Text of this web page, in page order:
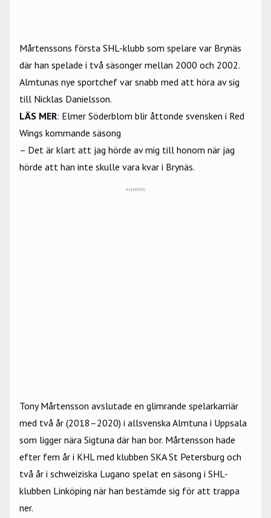
Mårtenssons första SHL-klubb som spelare var Brynäs
där han spelade i två säsonger mellan 2000 och 2002.
Almtunas nye sportchef var snabb med att höra av sig
till Nicklas Danielsson.
LÄS MER: Elmer Söderblom blir åttonde svensken i Red
Wings kommande säsong
– Det är klart att jag hörde av mig till honom när jag
hörde att han inte skulle vara kvar i Brynäs.
ANNONS
Tony Mårtensson avslutade en glimrande spelarkarriär
med två år (2018–2020) i allsvenska Almtuna i Uppsala
som ligger nära Sigtuna där han bor. Mårtensson hade
efter fem år i KHL med klubben SKA St Petersburg och
två år i schweiziska Lugano spelat en säsong i SHL-
klubben Linköping när han bestämde sig för att trappa
ner.